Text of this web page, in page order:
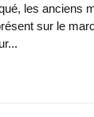
les anciens
sur le